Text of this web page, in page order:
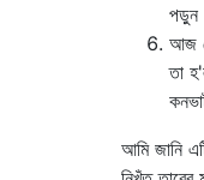
পড়ুন
আজ
তা
আমি জানি